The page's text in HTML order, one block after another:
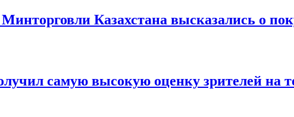
Казахстана высказались о
самую высокую оценку зрителей на